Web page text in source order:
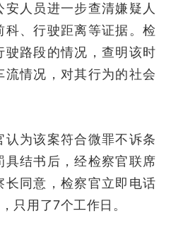
人员进一步查清嫌疑人
、行驶距离等证据。检
驶路段的情况，查明该时
情况，对其行为的社会
为该案符合微罪不诉条
具结书后，经检察官联席
长同意，检察官立即电话
只用了7个工作日。